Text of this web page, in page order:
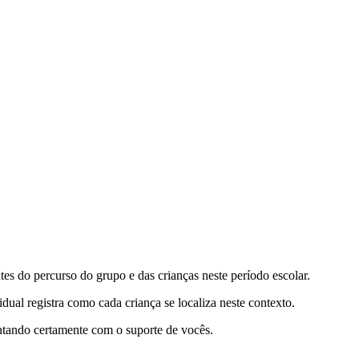
do percurso do grupo e das crianças neste período escolar.
registra como cada criança se localiza neste contexto.
certamente com o suporte de vocês.